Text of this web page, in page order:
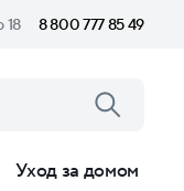
18 8 800 777 85 49
Уход за домом